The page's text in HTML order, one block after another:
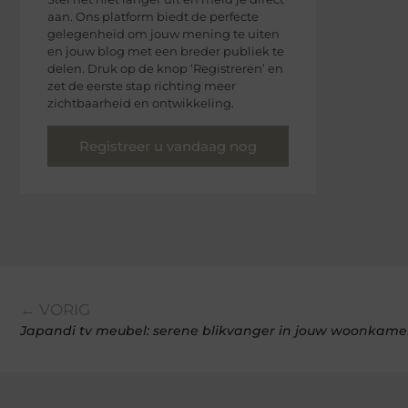
aan. Ons platform biedt de perfecte
gelegenheid om jouw mening te uiten
en jouw blog met een breder publiek te
delen. Druk op de knop ‘Registreren’ en
zet de eerste stap richting meer
zichtbaarheid en ontwikkeling.
Registreer u vandaag nog
← VORIG
Japandi tv meubel: serene blikvanger in jouw